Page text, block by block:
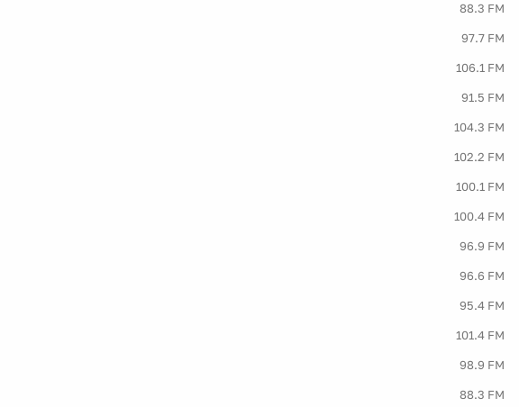
88.3 FM
97.7 FM
106.1 FM
91.5 FM
104.3 FM
102.2 FM
100.1 FM
100.4 FM
96.9 FM
96.6 FM
95.4 FM
101.4 FM
98.9 FM
88.3 FM